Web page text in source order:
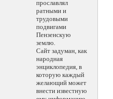
прославлял
ратными и
трудовыми
подвигами
Пензенскую
землю.
Сайт задуман, как
народная
энциклопедия, в
которую каждый
желающий может
внести известную